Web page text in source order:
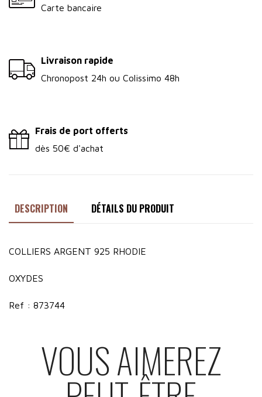
Carte bancaire
Livraison rapide
Chronopost 24h ou Colissimo 48h
Frais de port offerts
dès 50€ d'achat
DESCRIPTION DÉTAILS DU PRODUIT
COLLIERS ARGENT 925 RHODIE
OXYDES
Ref : 873744
VOUS AIMEREZ